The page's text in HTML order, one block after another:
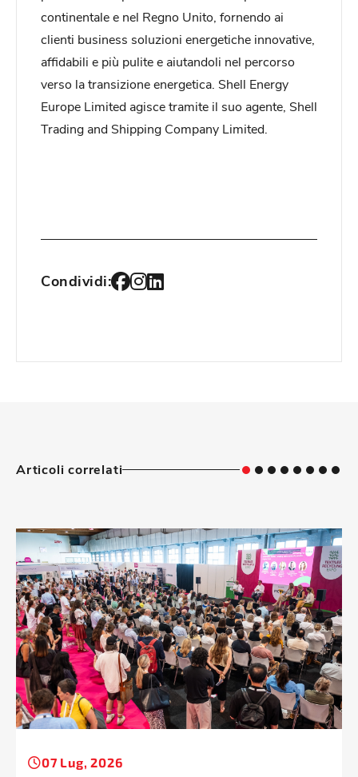
continentale e nel Regno Unito, fornendo ai
clienti business soluzioni energetiche innovative,
affidabili e più pulite e aiutandoli nel percorso
verso la transizione energetica. Shell Energy
Europe Limited agisce tramite il suo agente, Shell
Trading and Shipping Company Limited.
Condividi:
Articoli correlati
07 Lug, 2026